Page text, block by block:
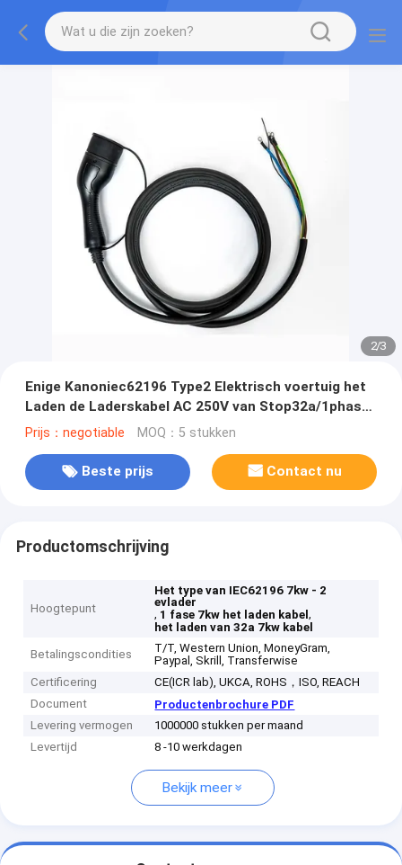
2/3
Enige Kanoniec62196 Type2 Elektrisch voertuig het
Laden de Laderskabel AC 250V van Stop32a/1phase
EV
Prijs：negotiable MOQ：5 stukken
Beste prijs Contact nu
Productomschrijving
Hoogtepunt
Het type van IEC62196 7kw - 2
evlader
, 1 fase 7kw het laden kabel,
het laden van 32a 7kw kabel
Betalingscondities
T/T, Western Union, MoneyGram,
Paypal, Skrill, Transferwise
Certificering
CE(ICR lab), UKCA, ROHS，ISO, REACH
Document
Productenbrochure PDF
Levering vermogen
1000000 stukken per maand
Levertijd
8 -10 werkdagen
Bekijk meer